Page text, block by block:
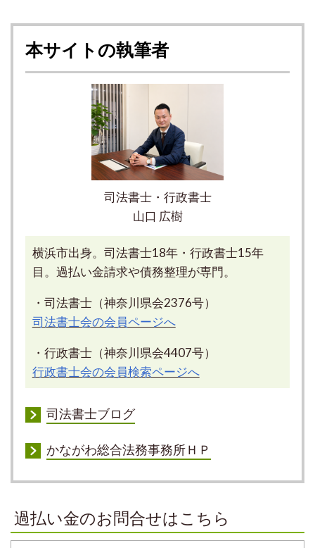
本サイトの執筆者
司法書士・行政書士
山口 広樹
横浜市出身。司法書士18年・行政書士15年
目。過払い金請求や債務整理が専門。
・司法書士（神奈川県会2376号）
司法書士会の会員ページへ
・行政書士（神奈川県会4407号）
行政書士会の会員検索ページへ
司法書士ブログ
かながわ総合法務事務所ＨＰ
過払い金のお問合せはこちら